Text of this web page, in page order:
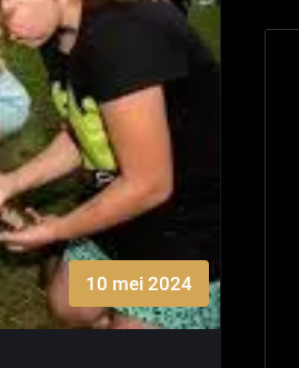
10 mei 2024